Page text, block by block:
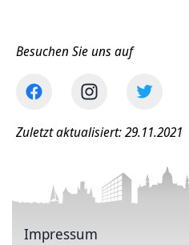
Besuchen Sie uns auf
Zuletzt aktualisiert: 29.11.2021
Impressum